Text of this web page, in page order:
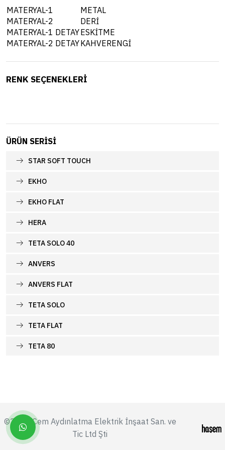
MATERYAL-1
METAL
MATERYAL-2
DERİ
MATERYAL-1 DETAYESKİTME
MATERYAL-2 DETAYKAHVERENGİ
RENK SEÇENEKLERİ
ÜRÜN SERISI
STAR SOFT TOUCH
EKHO
EKHO FLAT
HERA
TETA SOLO 40
ANVERS
ANVERS FLAT
TETA SOLO
TETA FLAT
TETA 80
©2026 Cem Aydınlatma Elektrik İnşaat San. ve
Tic Ltd Şti